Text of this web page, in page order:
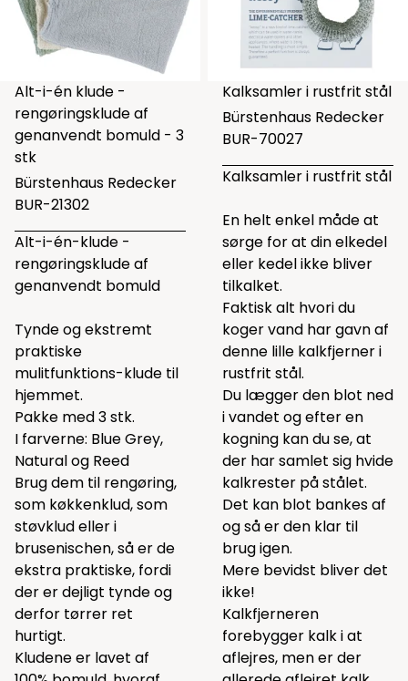
Alt-i-én klude -
rengøringsklude af
genanvendt bomuld - 3
stk
Bürstenhaus Redecker
BUR-21302
Alt-i-én-klude -
rengøringsklude af
genanvendt bomuld
Tynde og ekstremt
praktiske
mulitfunktions-klude til
hjemmet.
Pakke med 3 stk.
I farverne: Blue Grey,
Natural og Reed
Brug dem til rengøring,
som køkkenklud, som
støvklud eller i
brusenischen, så er de
ekstra praktiske, fordi
der er dejligt tynde og
derfor tørrer ret
hurtigt.
Kludene er lavet af
Kalksamler i rustfrit stål
Bürstenhaus Redecker
BUR-70027
Kalksamler i rustfrit stål
En helt enkel måde at
sørge for at din elkedel
eller kedel ikke bliver
tilkalket.
Faktisk alt hvori du
koger vand har gavn af
denne lille kalkfjerner i
rustfrit stål.
Du lægger den blot ned
i vandet og efter en
kogning kan du se, at
der har samlet sig hvide
kalkrester på stålet.
Det kan blot bankes af
og så er den klar til
brug igen.
Mere bevidst bliver det
ikke!
Kalkfjerneren
forebygger kalk i at
aflejres, men er der